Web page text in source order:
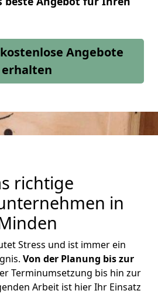
Angebote
erhalten
richtige
in
Stress und ist immer ein
Von der Planung bis zur
Terminumsetzung bis hin zur
Arbeit ist hier Ihr Einsatz